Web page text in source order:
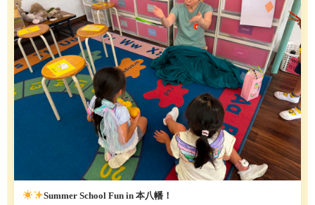
Summer School Fun in 本八幡！